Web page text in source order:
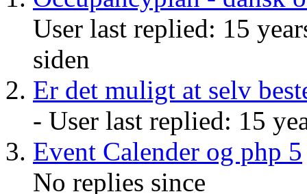
User last replied: 15
siden
Er det muligt at selv
- User last replied: 15
Event Calender og php 5
No replies since